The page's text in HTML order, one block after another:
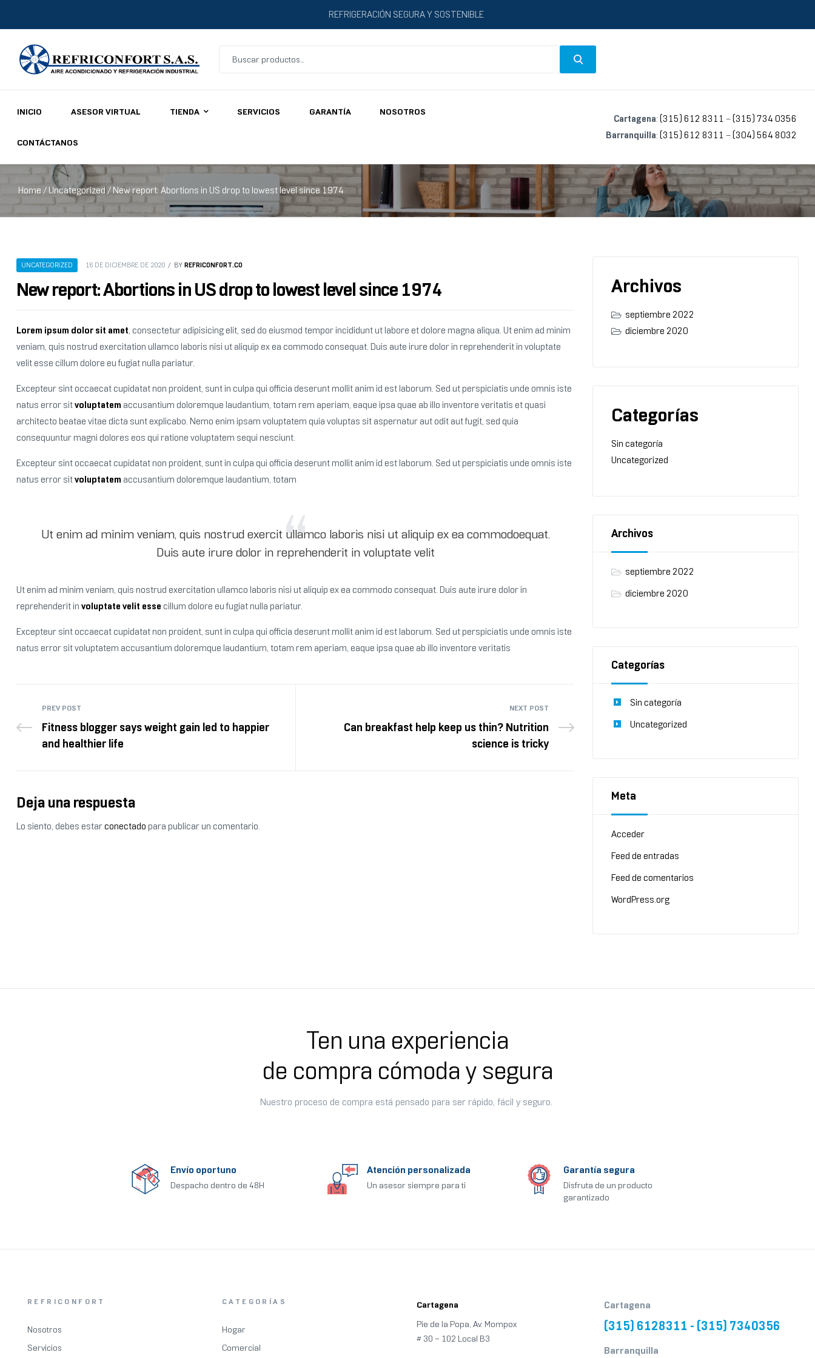
REFRIGERACIÓN SEGURA Y SOSTENIBLE
Aires
y
INICIO ASESOR VIRTUAL TIENDA SERVICIOS GARANTÍA NOSOTROS
CONTÁCTANOS
Cartagena: (315) 612 8311 –(315) 734 0356
Barranquilla: (315) 612 8311 –(304) 564 8032
Home / Uncategorized / New report: Abortions in US drop to lowest level since 1974
UNCATEGORIZED 16 DE DICIEMBRE DE 2020 BY REFRICONFORT.CO
New report: Abortions in US drop to lowest level since 1974
Lorem ipsum dolor sit amet, consectetur adipisicing elit, sed do eiusmod tempor incididunt ut labore et dolore magna aliqua. Ut enim ad minim
veniam, quis nostrud exercitation ullamco laboris nisi ut aliquip ex ea commodo consequat. Duis aute irure dolor in reprehenderit in voluptate
velit esse cillum dolore eu fugiat nulla pariatur.
Excepteur sint occaecat cupidatat non proident, sunt in culpa qui officia deserunt mollit anim id est laborum. Sed ut perspiciatis unde omnis iste
natus error sitvoluptatem accusantium doloremque laudantium, totam rem aperiam, eaque ipsa quae ab illo inventore veritatis et quasi
architecto beatae vitae dicta sunt explicabo. Nemo enim ipsam voluptatem quia voluptas sit aspernatur aut odit aut fugit, sed quia
consequuntur magni dolores eos qui ratione voluptatem sequi nesciunt.
Excepteur sint occaecat cupidatat non proident, sunt in culpa qui officia deserunt mollit anim id est laborum. Sed ut perspiciatis unde omnis iste
natus error sitvoluptatem accusantium doloremque laudantium, totam
Ut enim ad minim veniam, quis nostrud exercit ullamco laboris nisi ut aliquip ex ea commodoequat.
Duis aute irure dolor in reprehenderit in voluptate velit
Ut enim ad minim veniam, quis nostrud exercitation ullamco laboris nisi ut aliquip ex ea commodo consequat. Duis aute irure dolor in
reprehenderit in voluptate velit esse cillum dolore eu fugiat nulla pariatur.
Excepteur sint occaecat cupidatat non proident, sunt in culpa qui officia deserunt mollit anim id est laborum. Sed ut perspiciatis unde omnis iste
natus error sit voluptatem accusantium doloremque laudantium, totam rem aperiam, eaque ipsa quae ab illo inventore veritatis
PREV POST
Fitness blogger says weight gain led to happier
and healthier life
NEXT POST
Can breakfast help keep us thin? Nutrition
science is tricky
Deja una respuesta
Lo siento, debes estarconectado para publicar un comentario.
Archivos
septiembre 2022
diciembre 2020
Categorías
Sin categoría
Uncategorized
Archivos
septiembre 2022
diciembre 2020
Categorías
Sin categoría
Uncategorized
Meta
Acceder
Feed de entradas
Feed de comentarios
WordPress.org
Ten una experiencia
de compra cómoda y segura
Nuestro proceso de compra está pensado para ser rápido, fácil y seguro.
Envío oportuno
Despacho dentro de 48H
Atención personalizada
Un asesor siempre para ti
Garantía segura
Disfruta de un producto
garantizado
REFRICONFORT
Nosotros
Servicios
CATEGORÍAS
Hogar
Comercial
Cartagena
Pie de la Popa, Av. Mompox
# 30 – 102 Local B3
Cartagena
(315) 6128311 - (315) 7340356
Barranquilla